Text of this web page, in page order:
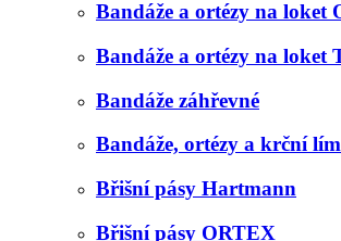
Bandáže a ortézy na loket
Bandáže a ortézy na loket
Bandáže záhřevné
Bandáže, ortézy a krční
Břišní pásy Hartmann
Břišní pásy ORTEX